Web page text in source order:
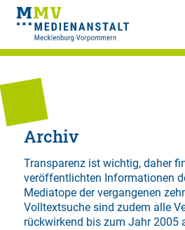
Archiv
Transparenz ist wichtig, daher
veröffentlichten Informationen
Mediatope der vergangenen
Volltextsuchesind zudem alle
rückwirkend bis zum Jahr 2005